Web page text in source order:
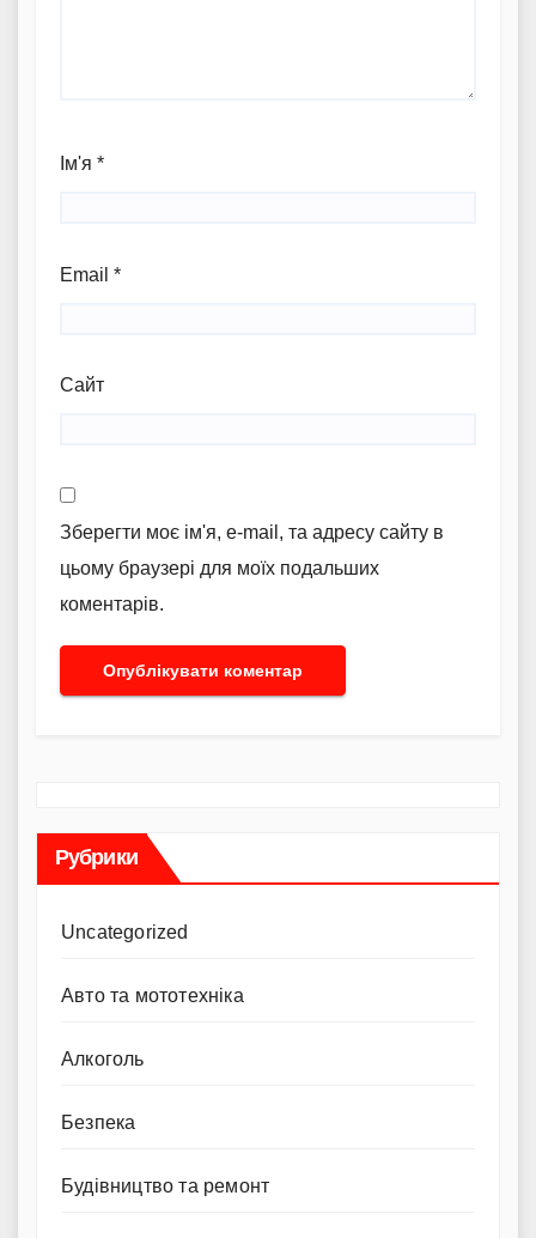
Ім'я *
Email *
Сайт
Зберегти моє ім'я, e-mail, та адресу сайту в
цьому браузері для моїх подальших
коментарів.
Рубрики
Uncategorized
Авто та мототехніка
Алкоголь
Безпека
Будівництво та ремонт